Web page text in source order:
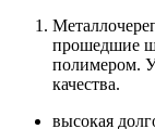
прошедшие
полимером.
качества.
высокая